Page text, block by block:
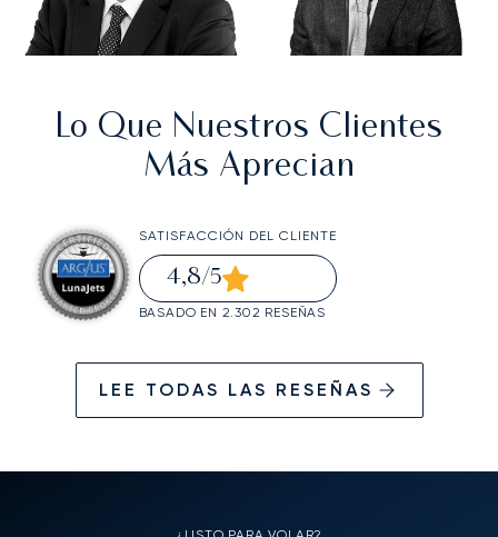
Lo Que Nuestros Clientes
Más Aprecian
SATISFACCIÓN DEL CLIENTE
4,8/5
BASADO EN 2.302 RESEÑAS
LEE TODAS LAS RESEÑAS